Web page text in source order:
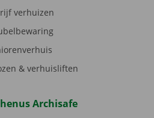
verhuizen
& verhuisliften
Archisafe